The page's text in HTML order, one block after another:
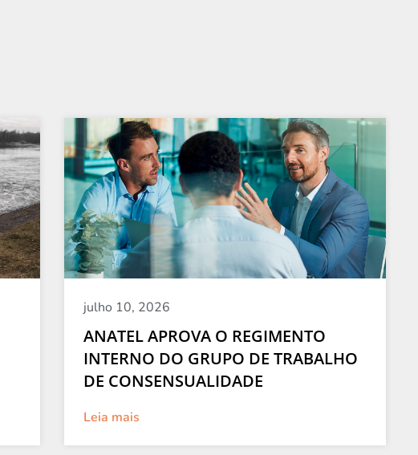
julho 10, 2026
ANATEL APROVA O REGIMENTO
INTERNO DO GRUPO DE TRABALHO
DE CONSENSUALIDADE
Leia mais